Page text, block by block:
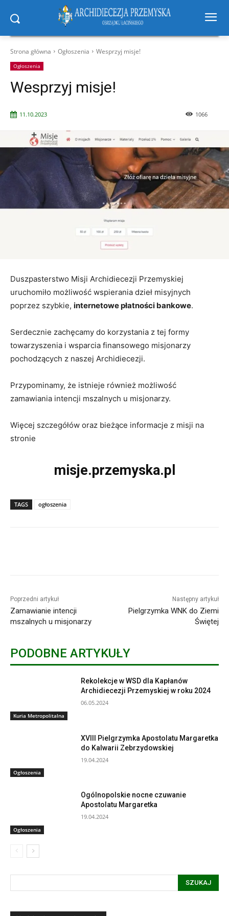
Strona główna Ogłoszenia Wesprzyj misje!
Ogłoszenia
Wesprzyj misje!
11.10.2023 1066
Duszpasterstwo Misji Archidiecezji Przemyskiej
uruchomiło możliwość wspierania dzieł misyjnych
poprzez szybkie, internetowe płatności bankowe.
Serdecznie zachęcamy do korzystania z tej formy
towarzyszenia i wsparcia finansowego misjonarzy
pochodzących z naszej Archidiecezji.
Przypominamy, że istnieje również możliwość
zamawiania intencji mszalnych u misjonarzy.
Więcej szczegółów oraz bieżące informacje z misji na
stronie
misje.przemyska.pl
TAGS ogłoszenia
Poprzedni artykuł
Zamawianie intencji
mszalnych u misjonarzy
Następny artykuł
Pielgrzymka WNK do Ziemi
Świętej
PODOBNE ARTYKUŁY
Kuria Metropolitalna
Rekolekcje w WSD dla Kapłanów
Archidiecezji Przemyskiej w roku 2024
06.05.2024
Ogłoszenia
XVIII Pielgrzymka Apostolatu Margaretka
do Kalwarii Zebrzydowskiej
19.04.2024
Ogłoszenia
Ogólnopolskie nocne czuwanie
Apostolatu Margaretka
19.04.2024
SZUKAJ